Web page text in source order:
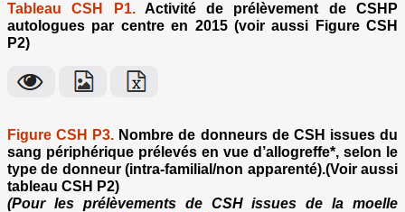
Tableau CSH P1.Activité de prélèvement de CSHP
autologues par centre en 2015 (voir aussi Figure CSH
P2)
Figure CSH P3. Nombre de donneurs de CSH issues du
sang périphérique prélevés en vue d’allogreffe*, selon le
type de donneur (intra-familial/non apparenté).(Voir aussi
tableau CSH P2)
(Pour les prélèvements de CSH issues de la moelle